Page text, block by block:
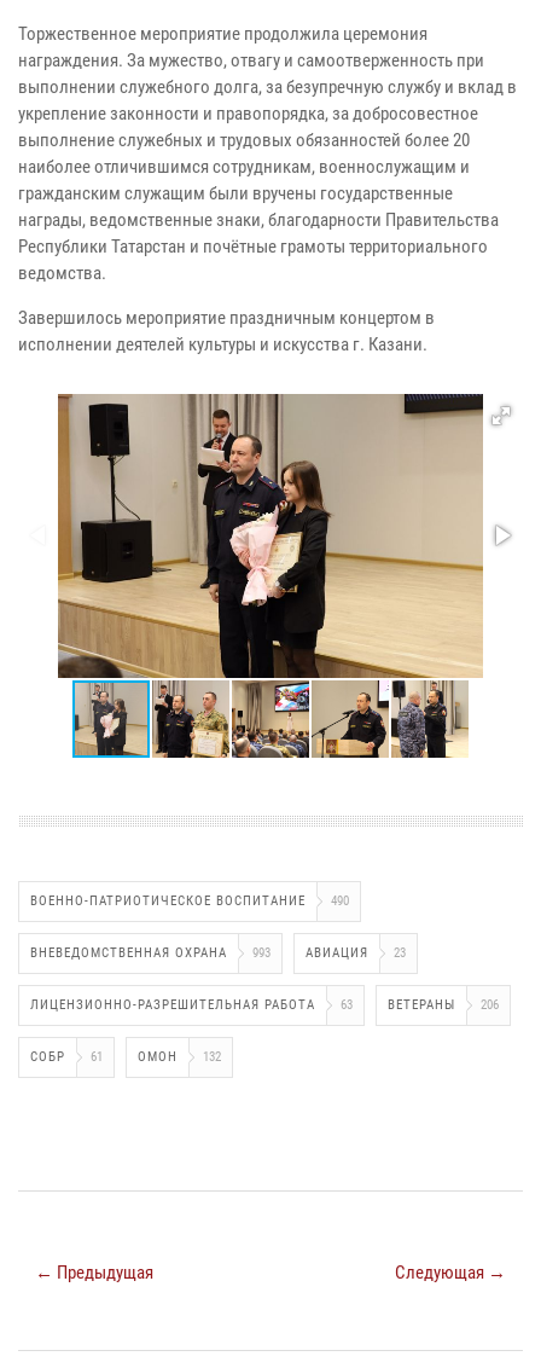
Торжественное мероприятие продолжила церемония
награждения. За мужество, отвагу и самоотверженность при
выполнении служебного долга, за безупречную службу и вклад в
укрепление законности и правопорядка, за добросовестное
выполнение служебных и трудовых обязанностей более 20
наиболее отличившимся сотрудникам, военнослужащим и
гражданским служащим были вручены государственные
награды, ведомственные знаки, благодарности Правительства
Республики Татарстан и почётные грамоты территориального
ведомства.
Завершилось мероприятие праздничным концертом в
исполнении деятелей культуры и искусства г. Казани.
ВОЕННО-ПАТРИОТИЧЕСКОЕ ВОСПИТАНИЕ 490
ВНЕВЕДОМСТВЕННАЯ ОХРАНА 993 АВИАЦИЯ 23
ЛИЦЕНЗИОННО-РАЗРЕШИТЕЛЬНАЯ РАБОТА 63 ВЕТЕРАНЫ 206
СОБР 61 ОМОН 132
← Предыдущая Следующая →